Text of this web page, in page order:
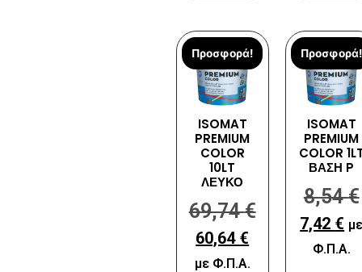
Προσφορά!
ISOMAT
PREMIUM
COLOR
10LT
ΛΕΥΚΟ
69,74€
60,64 €
με Φ.Π.Α.
Προσφορά!
ISOMAT
PREMIUM
COLOR
ΒΑΣΗ P
8,54€
7,42 €
Φ.Π.Α.